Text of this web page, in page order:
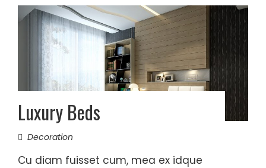
Luxury Beds
Decoration
Cu diam fuisset cum, mea ex idque